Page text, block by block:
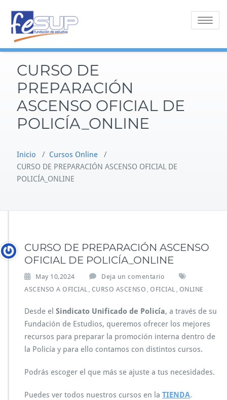
contenido
Alternar
CURSO DE
PREPARACIÓN
ASCENSO OFICIAL DE
POLICÍA_ONLINE
Inicio / Cursos Online /
CURSO DE PREPARACIÓN ASCENSO OFICIAL DE
POLICÍA_ONLINE
CURSO DE PREPARACIÓN ASCENSO
OFICIAL DE POLICÍA_ONLINE
May 10,2024
Deja un comentario
ASCENSO A OFICIAL CURSO ASCENSO OFICIAL ONLINE
Desde el Sindicato Unificado de Policía, a través de su
Fundación de Estudios, queremos ofrecer los mejores
recursos para preparar la promoción interna dentro de
la Policía y para ello contamos con distintos cursos.
Podrás escoger el que más se ajuste a tus necesidades.
Puedes ver todos nuestros cursos en la TIENDA.